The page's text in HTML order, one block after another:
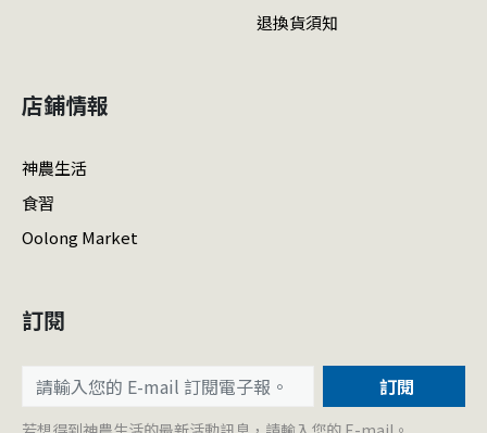
退換貨須知
店鋪情報
神農生活
食習
Oolong Market
訂閱
訂閱